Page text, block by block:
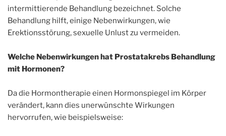
intermittierende Behandlung bezeichnet. Solche
Behandlung hilft, einige Nebenwirkungen, wie
Erektionsstörung, sexuelle Unlust zu vermeiden.
Welche Nebenwirkungen hat Prostatakrebs Behandlung
mit Hormonen?
Da die Hormontherapie einen Hormonspiegel im Körper
verändert, kann dies unerwünschte Wirkungen
hervorrufen, wie beispielsweise: